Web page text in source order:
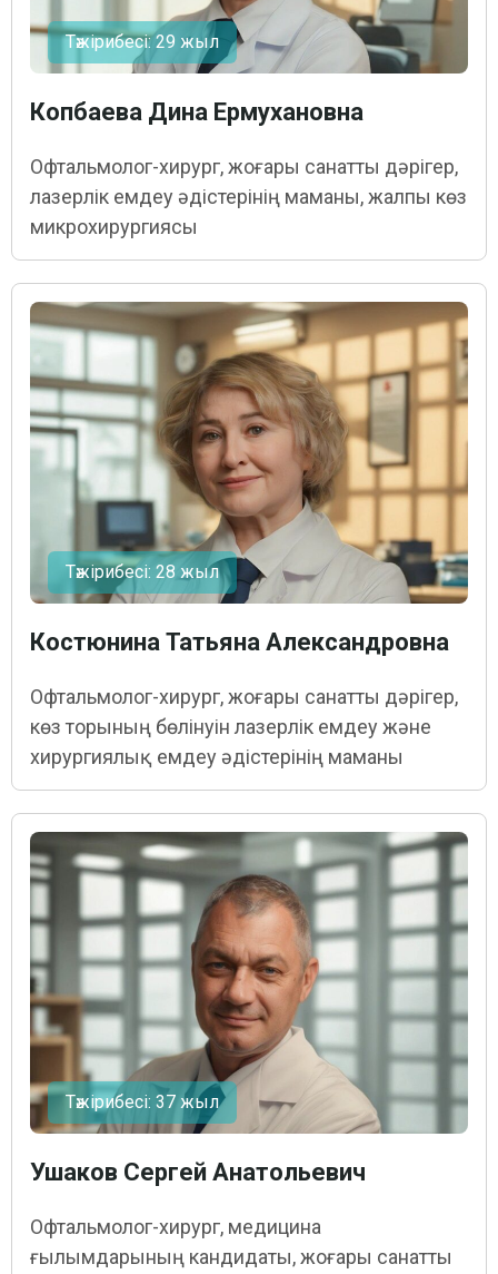
Тәжірибесі: 29 жыл
Копбаева Дина Ермухановна
Офтальмолог-хирург, жоғары санатты дәрігер,
лазерлік емдеу әдістерінің маманы, жалпы көз
микрохирургиясы
Тәжірибесі: 28 жыл
Костюнина Татьяна Александровна
Офтальмолог-хирург, жоғары санатты дәрігер,
көз торының бөлінуін лазерлік емдеу және
хирургиялық емдеу әдістерінің маманы
Тәжірибесі: 37 жыл
Ушаков Сергей Анатольевич
Офтальмолог-хирург, медицина
ғылымдарының кандидаты, жоғары санатты